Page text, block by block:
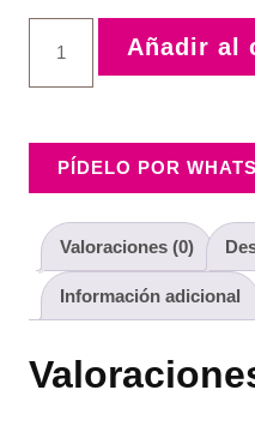
Añadir al
PÍDELO POR
Valoraciones (0)
Información adicional